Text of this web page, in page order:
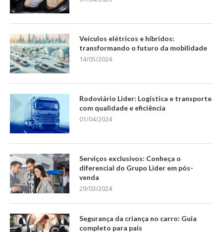
Veículos elétricos e híbridos:
transformando o futuro da mobilidade
14/05/2024
Rodoviário Lider: Logística e transporte
com qualidade e eficiência
01/04/2024
Serviços exclusivos: Conheça o
diferencial do Grupo Lider em pós-
venda
29/03/2024
Segurança da criança no carro: Guia
completo para pais